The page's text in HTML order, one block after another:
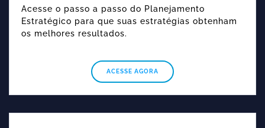
Acesse o passo a passo do Planejamento
Estratégico para que suas estratégias obtenham
os melhores resultados.
ACESSE AGORA